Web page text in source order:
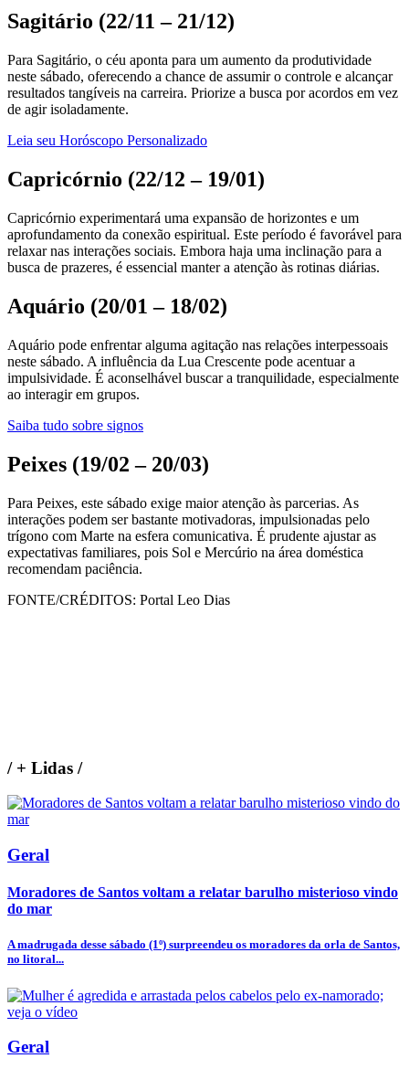
Sagitário (22/11 – 21/12)
Para Sagitário, o céu aponta para um aumento da produtividade
neste sábado, oferecendo a chance de assumir o controle e alcançar
resultados tangíveis na carreira. Priorize a busca por acordos em vez
de agir isoladamente.
Leia seu Horóscopo Personalizado
Capricórnio (22/12 – 19/01)
Capricórnio experimentará uma expansão de horizontes e um
aprofundamento da conexão espiritual. Este período é favorável para
relaxar nas interações sociais. Embora haja uma inclinação para a
busca de prazeres, é essencial manter a atenção às rotinas diárias.
Aquário (20/01 – 18/02)
Aquário pode enfrentar alguma agitação nas relações interpessoais
neste sábado. A influência da Lua Crescente pode acentuar a
impulsividade. É aconselhável buscar a tranquilidade, especialmente
ao interagir em grupos.
Saiba tudo sobre signos
Peixes (19/02 – 20/03)
Para Peixes, este sábado exige maior atenção às parcerias. As
interações podem ser bastante motivadoras, impulsionadas pelo
trígono com Marte na esfera comunicativa. É prudente ajustar as
expectativas familiares, pois Sol e Mercúrio na área doméstica
recomendam paciência.
FONTE/CRÉDITOS: Portal Leo Dias
/+ Lidas /
Geral
Moradores de Santos voltam a relatar barulho misterioso vindo
do mar
A madrugada desse sábado (1º) surpreendeu os moradores da orla de Santos,
no litoral...
Geral